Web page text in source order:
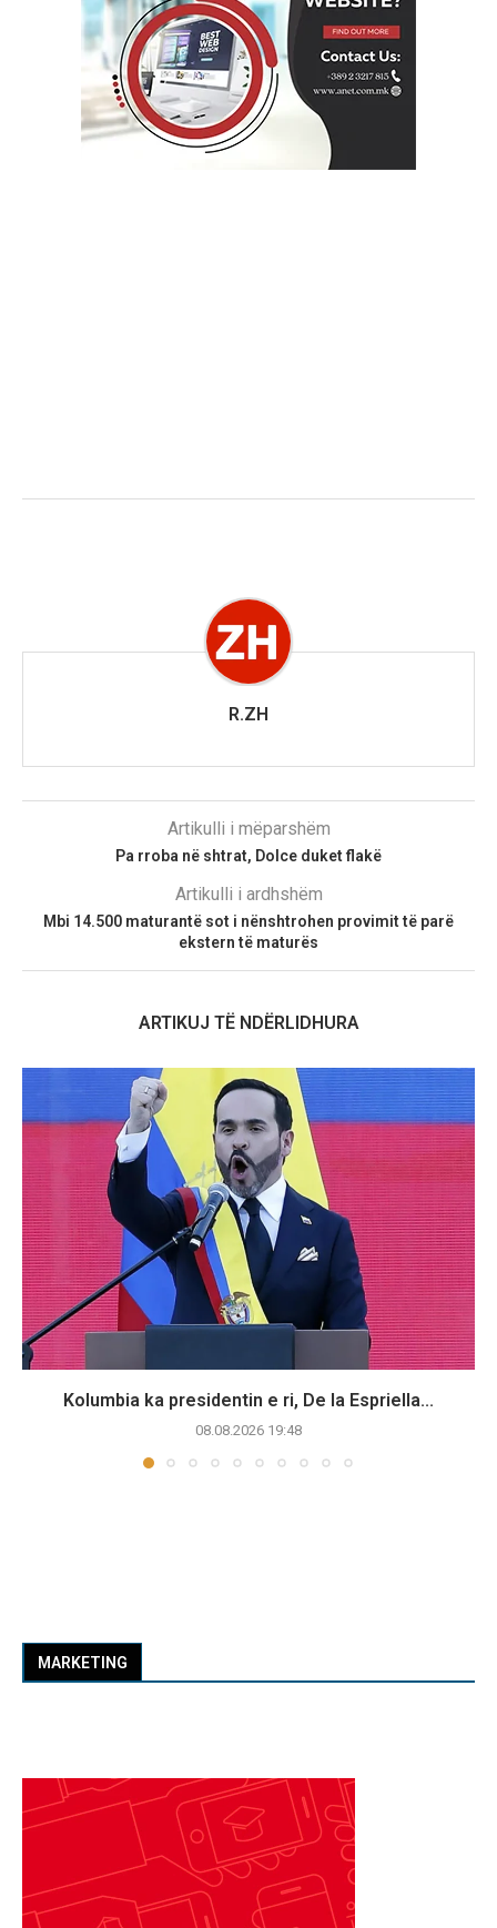
R.ZH
Artikulli i mëparshëm
Pa rroba në shtrat, Dolce duket flakë
Artikulli i ardhshëm
Mbi 14.500 maturantë sot i nënshtrohen provimit të parë
ekstern të maturës
ARTIKUJ TË NDËRLIDHURA
Kolumbia ka presidentin e ri, De la Espriella...
08.08.2026 19:48
MARKETING